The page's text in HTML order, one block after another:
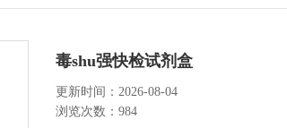
毒shu强快检试剂盒
更新时间：2026-08-04
浏览次数：984